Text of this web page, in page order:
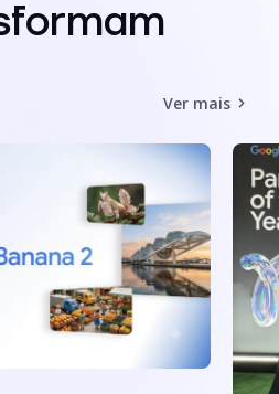
Ver mais